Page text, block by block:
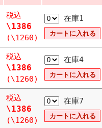
税込
\1386
(\1260)
在庫1
税込
\1386
(\1260)
在庫4
税込
\1386
(\1260)
在庫7